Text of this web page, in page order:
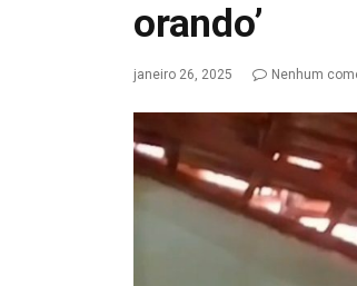
orando’
janeiro 26, 2025 Nenhum